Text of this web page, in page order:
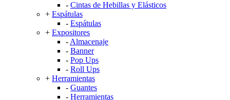
- Cintas de Hebillas y Elásticos
+ Espátulas
- Espátulas
+ Expositores
- Almacenaje
- Banner
- Pop Ups
- Roll Ups
+ Herramientas
- Guantes
- Herramientas